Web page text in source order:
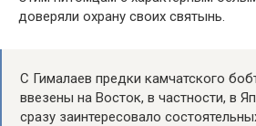
доверяли охрану своих святынь.
С Гималаев предки камчатского
ввезены на Восток, в частности, в
сразу заинтересовало